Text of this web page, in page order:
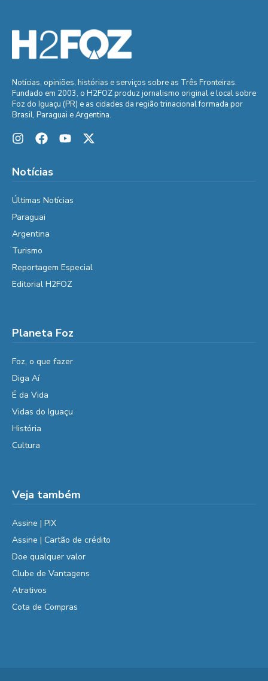
Notícias, opiniões, histórias e serviços sobre as Três Fronteiras.
Fundado em 2003, o H2FOZ produz jornalismo original e local sobre
Foz do Iguaçu (PR) e as cidades da região trinacional formada por
Brasil, Paraguai e Argentina.
Notícias
Últimas Notícias
Paraguai
Argentina
Turismo
Reportagem Especial
Editorial H2FOZ
Planeta Foz
Foz, o que fazer
Diga Aí
É da Vida
Vidas do Iguaçu
História
Cultura
Veja também
Assine | PIX
Assine | Cartão de crédito
Doe qualquer valor
Clube de Vantagens
Atrativos
Cota de Compras